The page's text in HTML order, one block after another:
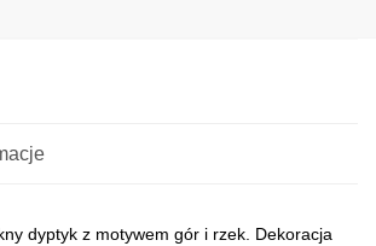
dyptyk z motywem gór i rzek. Dekoracja